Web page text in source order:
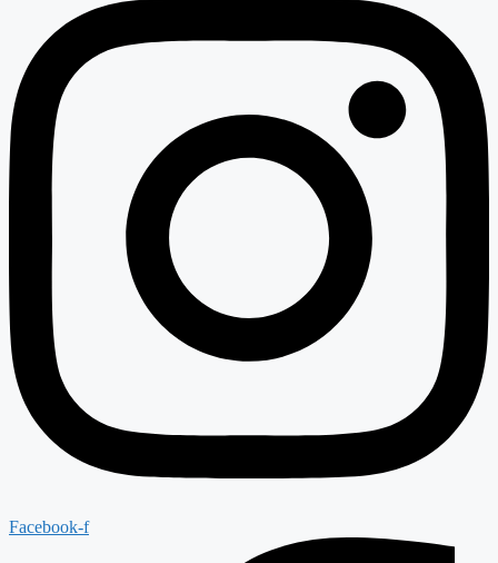
Facebook-f